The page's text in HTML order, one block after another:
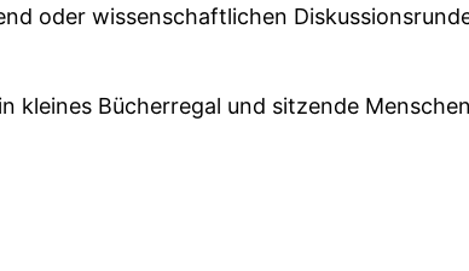
oder wissenschaftlichen